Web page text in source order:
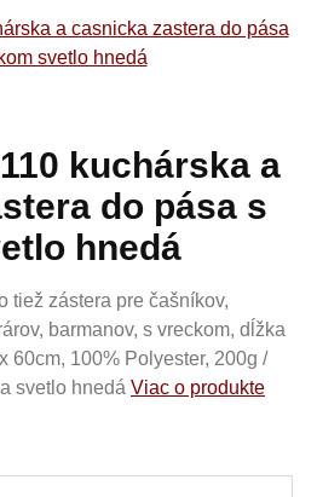
kuchárska a
do pása s
hnedá
tiež zástera pre čašníkov,
barmanov, s vreckom, dĺžka
60cm, 100% Polyester, 200g /
svetlo hnedá Viac o produkte